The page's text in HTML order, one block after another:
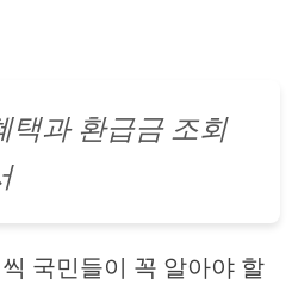
택과 환급금 조회
국민들이 꼭 알아야 할